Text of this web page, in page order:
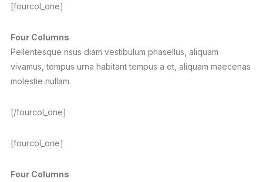
[fourcol_one]
Four Columns
Pellentesque risus diam vestibulum phasellus, aliquam
vivamus, tempus urna habitant tempus a et, aliquam maecenas
molestie nullam.
[/fourcol_one]
[fourcol_one]
Four Columns